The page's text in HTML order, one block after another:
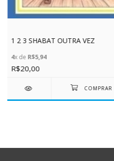
1 2 3 SHABAT OUTRA VEZ
4x de R$5,94
R$20,00